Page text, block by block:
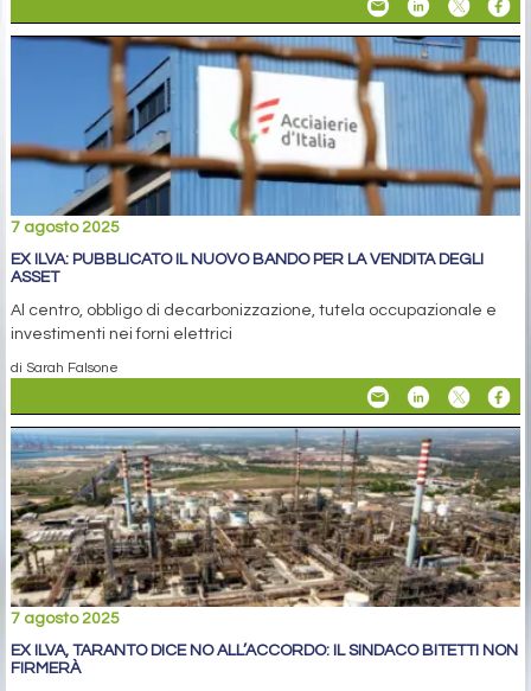
7 agosto 2025
EX ILVA: PUBBLICATO IL NUOVO BANDO PER LA VENDITA DEGLI
ASSET
Al centro, obbligo di decarbonizzazione, tutela occupazionale e
investimenti nei forni elettrici
di Sarah Falsone
7 agosto 2025
EX ILVA, TARANTO DICE NO ALL’ACCORDO: IL SINDACO BITETTI NON
FIRMERÀ